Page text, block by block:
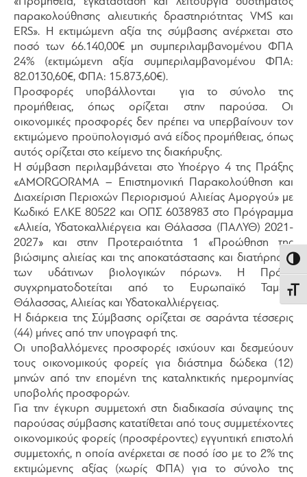
παρακολούθησης αλιευτικής δραστηριότητας VMS και
ERS». Η εκτιμώμενη αξία της σύμβασης ανέρχεται στο
ποσό των 66.140,00€ μη συμπεριλαμβανομένου ΦΠΑ
24% (εκτιμώμενη αξία συμπεριλαμβανομένου ΦΠΑ:
82.0130,60€, ΦΠΑ: 15.873,60€).
Προσφορές υποβάλλονται για το σύνολο της
προμήθειας, όπως ορίζεται στην παρούσα. Οι
οικονομικές προσφορές δεν πρέπει να υπερβαίνουν τον
εκτιμώμενο προϋπολογισμό ανά είδος προμήθειας, όπως
αυτός ορίζεται στο κείμενο της διακήρυξης.
Η σύμβαση περιλαμβάνεται στο Υποέργο 4 της Πράξης
«AMORGORAMA – Επιστημονική Παρακολούθηση και
Διαχείριση Περιοχών Περιορισμού Αλιείας Αμοργού» με
Κωδικό ΕΛΚΕ 80522 και ΟΠΣ 6038983 στο Πρόγραμμα
«Αλιεία, Υδατοκαλλιέργεια και Θάλασσα (ΠΑΛΥΘ) 2021-
2027» και στην Προτεραιότητα 1 «Προώθηση της
βιώσιμης αλιείας και της αποκατάστασης και διατήρησης
των υδάτινων βιολογικών πόρων». Η Πράξη
συγχρηματοδοτείται από το Ευρωπαϊκό Ταμείο
Θάλασσας, Αλιείας και Υδατοκαλλιέργειας.
Η διάρκεια της Σύμβασης ορίζεται σε σαράντα τέσσερις
(44) μήνες από την υπογραφή της.
Οι υποβαλλόμενες προσφορές ισχύουν και δεσμεύουν
τους οικονομικούς φορείς για διάστημα δώδεκα (12)
μηνών από την επομένη της καταληκτικής ημερομηνίας
υποβολής προσφορών.
Για την έγκυρη συμμετοχή στη διαδικασία σύναψης της
παρούσας σύμβασης κατατίθεται από τους συμμετέχοντες
οικονομικούς φορείς (προσφέροντες) εγγυητική επιστολή
συμμετοχής, η οποία ανέρχεται σε ποσό ίσο με το 2% της
εκτιμώμενης αξίας (χωρίς ΦΠΑ) για το σύνολο της